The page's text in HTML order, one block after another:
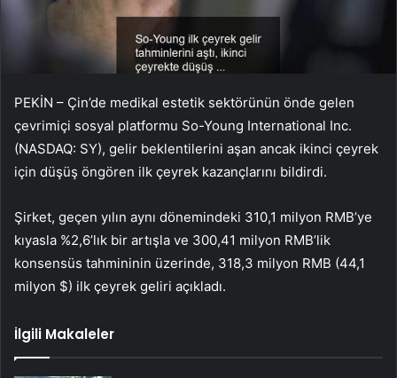
PEKİN – Çin’de medikal estetik sektörünün önde gelen
çevrimiçi sosyal platformu So-Young International Inc.
(NASDAQ: SY), gelir beklentilerini aşan ancak ikinci çeyrek
için düşüş öngören ilk çeyrek kazançlarını bildirdi.
Şirket, geçen yılın aynı dönemindeki 310,1 milyon RMB’ye
kıyasla %2,6’lık bir artışla ve 300,41 milyon RMB’lik
konsensüs tahmininin üzerinde, 318,3 milyon RMB (44,1
milyon $) ilk çeyrek geliri açıkladı.
İlgili Makaleler